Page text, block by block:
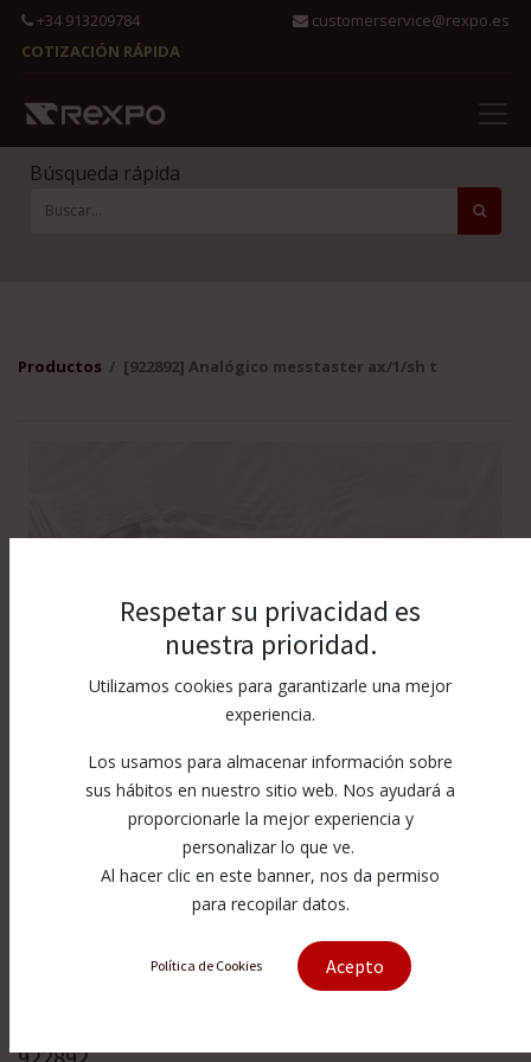
+34 913209784
customerservice@rexpo.es
COTIZACIÓN RÁPIDA
Búsqueda rápida
Productos [922892] Analógico messtaster ax/1/sh t
[922892] Analógico messtaster
922892
Respetar su privacidad es
nuestra prioridad.
Utilizamos cookies para garantizarle una mejor
experiencia.
Los usamos para almacenar información sobre
sus hábitos en nuestro sitio web. Nos ayudará a
proporcionarle la mejor experiencia y
personalizar lo que ve.
Al hacer clic en este banner, nos da permiso
para recopilar datos.
Política de Cookies Acepto